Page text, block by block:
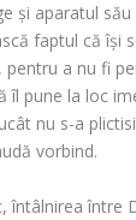
și aparatul său
faptul că își
pentru a nu fi
îl pune la loc
nu s-a
vorbind.
întâlnirea între